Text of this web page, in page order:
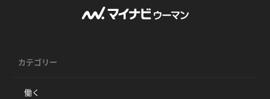
カテゴリー
働く